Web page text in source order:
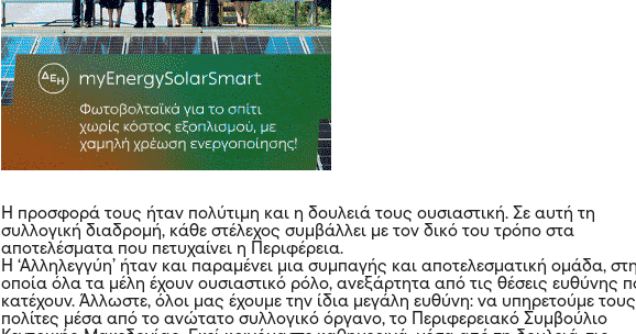
Η προσφορά τους ήταν πολύτιμη και η δουλειά τους ουσιαστική. Σε αυτή τη
συλλογική διαδρομή, κάθε στέλεχος συμβάλλει με τον δικό του τρόπο στα
αποτελέσματα που πετυχαίνει η Περιφέρεια.
Η ‘Αλληλεγγύη’ ήταν και παραμένει μια συμπαγής και αποτελεσματική ομάδα,
οποία όλα τα μέλη έχουν ουσιαστικό ρόλο, ανεξάρτητα από τις θέσεις ευθύνης
κατέχουν. Άλλωστε, όλοι μας έχουμε την ίδια μεγάλη ευθύνη: να υπηρετούμε τους
πολίτες μέσα από το ανώτατο συλλογικό όργανο, το Περιφερειακό Συμβούλιο